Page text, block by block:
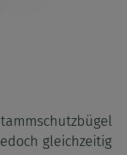
gleichzeitig